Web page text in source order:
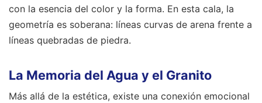
con la esencia del color y la forma. En esta cala, la
geometría es soberana: líneas curvas de arena frente a
líneas quebradas de piedra.
La Memoria del Agua y el Granito
Más allá de la estética, existe una conexión emocional